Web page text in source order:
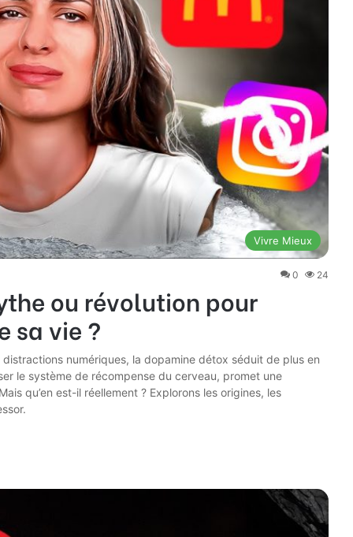
Vivre Mieux
0 24
ou révolution pour
sa vie ?
numériques, la dopamine détox séduit de plus en
le système de récompense du cerveau, promet une
qu’en est-il réellement ? Explorons les origines, les